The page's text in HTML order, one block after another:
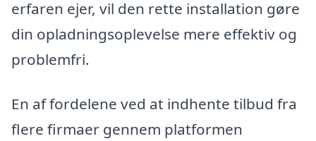
erfaren ejer, vil den rette installation gøre
din opladningsoplevelse mere effektiv og
problemfri.
En af fordelene ved at indhente tilbud fra
flere firmaer gennem platformen